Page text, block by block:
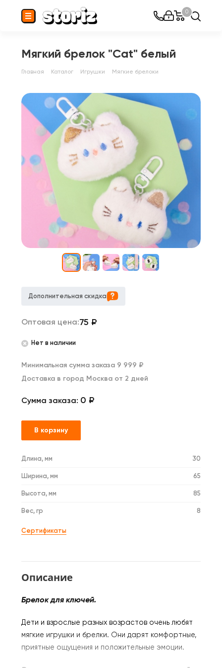
0
Мягкий брелок "Cat" белый
Главная Каталог Игрушки Мягкие брелоки
Дополнительная скидка
Оптовая цена:75 ₽
Нет в наличии
Минимальная сумма заказа 9 999 ₽
Доставка в город Москва от 2 дней
Сумма заказа: 0 ₽
В корзину
Длина, мм 30
Ширина, мм 65
Высота, мм 85
Вес, гр 8
Сертификаты
Описание
Брелок для ключей.
Дети и взрослые разных возрастов очень любят
мягкие игрушки и брелки. Они дарят комфортные,
приятные ощущения и положительные эмоции.